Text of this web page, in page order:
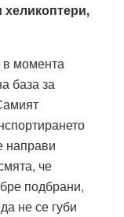
в момента
база за
направи
че
подбрани,
не се губи